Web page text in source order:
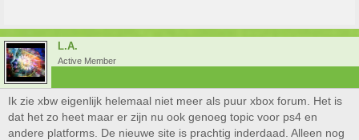
L.A.
Active Member
Ik zie xbw eigenlijk helemaal niet meer als puur xbox forum. Het is
dat het zo heet maar er zijn nu ook genoeg topic voor ps4 en
andere platforms. De nieuwe site is prachtig inderdaad. Alleen nog